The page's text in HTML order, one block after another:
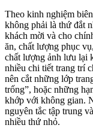
Theo kinh nghiệm
không phải là thứ đắt
khách mời và cho
ăn, chất lượng phục
chất lượng ảnh lưu lại
nhiều chi tiết trang trí
nên cắt những lớp
trống”, hoặc những
khớp với không gian.
nguyên tắc tập trung
nhiều thứ nhỏ.